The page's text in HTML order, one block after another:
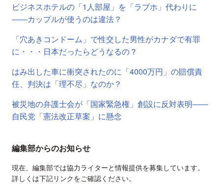
ビジネスホテルの「1人部屋」を「ラブホ」代わりに
――カップルが使うのは違法？
「穴あきコンドーム」で性交した男性がカナダで有罪
に・・・日本だったらどうなるの？
はみ出した車に衝突されたのに「4000万円」の賠償責
任、判決は「理不尽」なのか？
被災地の弁護士会が「国家緊急権」創設に反対表明――
自民党「憲法改正草案」に懸念
編集部からのお知らせ
現在、編集部では協力ライターと情報提供を募集しています。
詳しくは下記リンクをご確認ください。